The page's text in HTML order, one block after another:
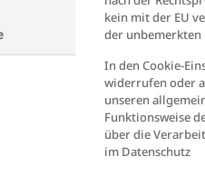
(360 g)
kein mit der EU
der unbemerkten
In den Cookie-
widerrufen oder
unseren
Funktionsweise
über die
im Datenschutz